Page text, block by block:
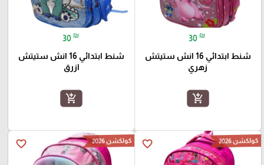
30 ₪
شنط ابتدائي 16 انش ستيتش
زهري
add_shopping_cart
30 ₪
شنط ابتدائي 16 انش ستيتش
ازرق
add_shopping_cart
favorite_border كولكشن 2026 favorite_border كولكشن 2026